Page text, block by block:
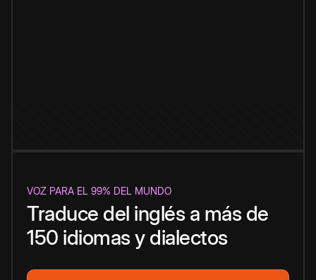
VOZ PARA EL 99% DEL MUNDO
Traduce del inglés a más de
150 idiomas y dialectos